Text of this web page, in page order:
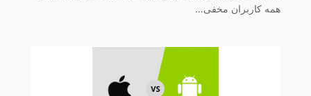
همه کاربران مخفی…